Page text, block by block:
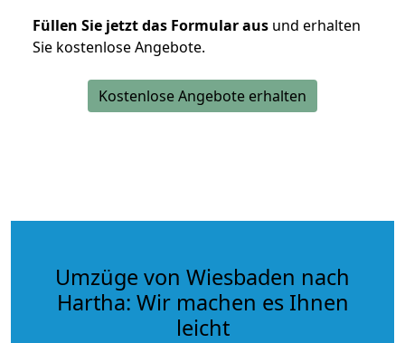
Füllen Sie jetzt das Formular aus und erhalten
Sie kostenlose Angebote.
Kostenlose Angebote erhalten
Umzüge von Wiesbaden nach
Hartha: Wir machen es Ihnen
leicht